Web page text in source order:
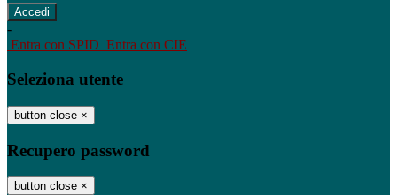
-
Entra con SPID Entra con CIE
Seleziona utente
button close ×
Recupero password
button close ×